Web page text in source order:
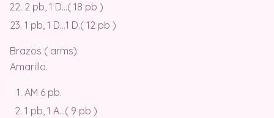
2 pb, 1 D…( 18 pb )
1 pb, 1 D…1 D.( 12 pb )
Brazos ( arms):
Amarillo.
AM 6 pb.
1 pb, 1 A…( 9 pb )